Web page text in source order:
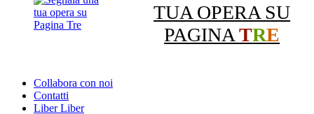
TUA OPERA SU
PAGINATRE
Collabora con noi
Contatti
Liber Liber